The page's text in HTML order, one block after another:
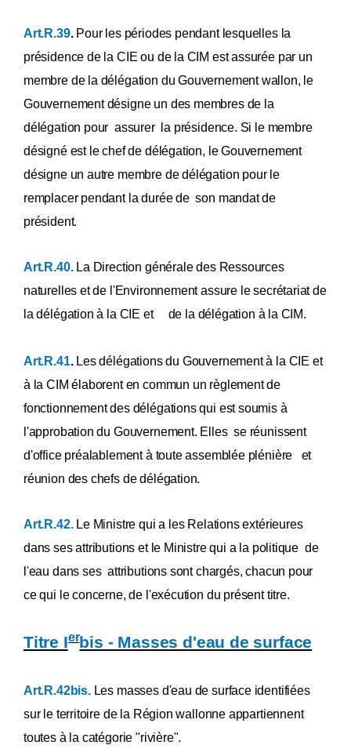
Art.R.39. Pour les périodes pendant lesquelles la
présidence de la CIE ou de la CIM est assurée par un
membre de la délégation du Gouvernement wallon, le
Gouvernement désigne un des membres de la
délégation pour assurer la présidence. Si le membre
désigné est le chef de délégation, le Gouvernement
désigne un autre membre de délégation pour le
remplacer pendant la durée de son mandat de
président.
Art.R.40. La Direction générale des Ressources
naturelles et de l'Environnement assure le secrétariat de
la délégation à la CIE et de la délégation à la CIM.
Art.R.41. Les délégations du Gouvernement à la CIE et
à la CIM élaborent en commun un règlement de
fonctionnement des délégations qui est soumis à
l'approbation du Gouvernement. Elles se réunissent
d'office préalablement à toute assemblée plénière et
réunion des chefs de délégation.
Art.R.42. Le Ministre qui a les Relations extérieures
dans ses attributions et le Ministre qui a la politique de
l'eau dans ses attributions sont chargés, chacun pour
ce qui le concerne, de l'exécution du présent titre.
Titre Ierbis - Masses d'eau de surface
Art.R.42bis. Les masses d'eau de surface identifiées
sur le territoire de la Région wallonne appartiennent
toutes à la catégorie "rivière".